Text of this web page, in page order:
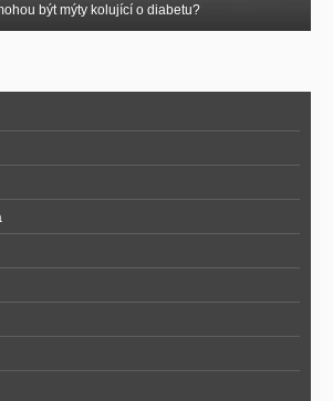
být mýty kolující o diabetu?